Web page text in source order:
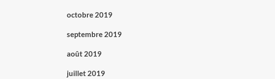
octobre 2019
septembre 2019
août 2019
juillet 2019